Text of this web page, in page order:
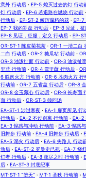
意外 行动后 · EP-5 熄灭过去的灯 行动
灯 行动后 · EP-6 若退路在燃烧 行动前 ·
行动后 · EP-ST-2 倾泻腐朽的花 · EP-7
EP-7 我的罗盘 行动后 · EP-8 见证，
EP-8 见证，征服，定义 行动后 · EP-
OR-ST-1 陈皮菊花茶 · OR-1 一清二白
二白 行动后 · OR-2 糖瓜粘 行动前 ·
OR-3 油泼扯面 行动前 · OR-3 油泼扯
里蕻 行动前 · OR-4 雪里蕻 行动后 ·
6 胜肉火方 行动前 · OR-6 胜肉火方 行
行动前 · OR-7 五省盘 行动后 · OR-8
OR-8 金玉藏心 行动后 · OR-9 长寿面
面 行动后 · OR-ST-3 须问汤
EA-ST-1 涉过寒夜 · EA-1 扉页所见 行
行动后 · EA-2 不过别离 行动前 · EA-2
EA-3 惶惑与冲动 行动前 · EA-3 惶惑
旧舞步 行动前 · EA-4 旧舞步 行动后 ·
EA-5 溺火 行动后 · EA-6 失路人 行动
动后 · EA-ST-2 罗曼史已死 · EA-7 烧
灯者 行动后 · EA-8 夜尽之时 行动前 ·
后 · EA-ST-3 封底纪事
MT-ST-1 “堕天” · MT-1 圣秩 行动前 ·